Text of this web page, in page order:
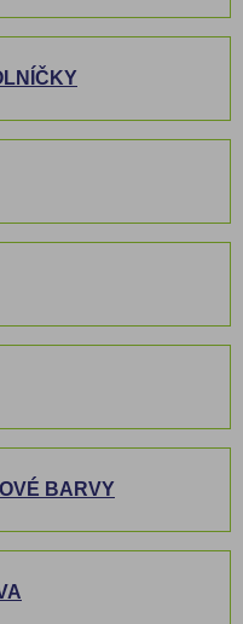
BARVY